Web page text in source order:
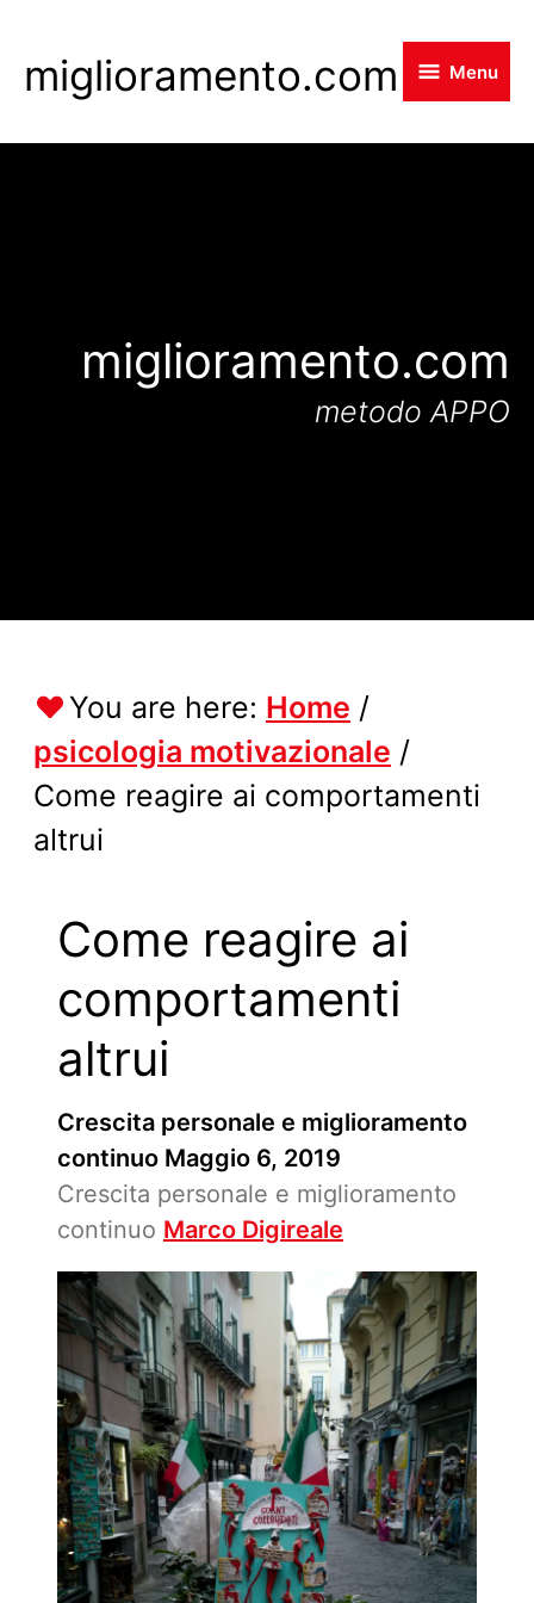
to
content
miglioramento.com Menu
miglioramento.com
metodo APPO
You are here: Home /
psicologia motivazionale /
Come reagire ai comportamenti
altrui
Come reagire ai
comportamenti
altrui
Crescita personale e miglioramento
continuo Maggio 6, 2019
Crescita personale e miglioramento
continuo Marco Digireale